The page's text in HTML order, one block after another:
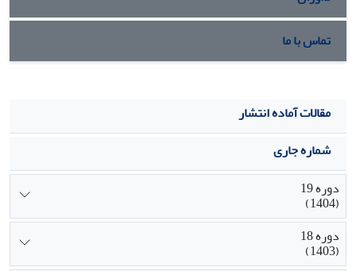
تماس با ما
مقالات آماده انتشار
شماره جاری
دوره 19
(1404)
دوره 18
(1403)